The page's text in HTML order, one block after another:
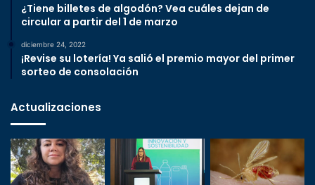
¿Tiene billetes de algodón? Vea cuáles dejan de
circular a partir del 1 de marzo
diciembre 24, 2022
¡Revise su lotería! Ya salió el premio mayor del primer
sorteo de consolación
Actualizaciones